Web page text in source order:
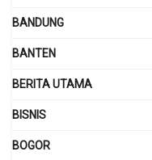
BANDUNG
BANTEN
BERITA UTAMA
BISNIS
BOGOR